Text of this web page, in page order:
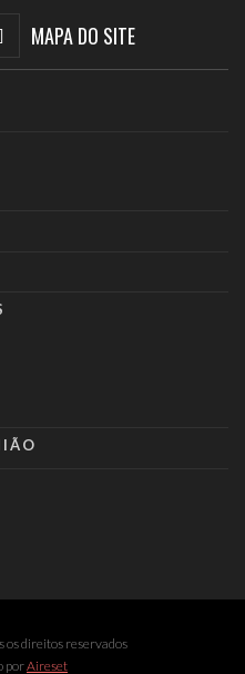
MAPA DO SITE
direitos reservados
porAireset